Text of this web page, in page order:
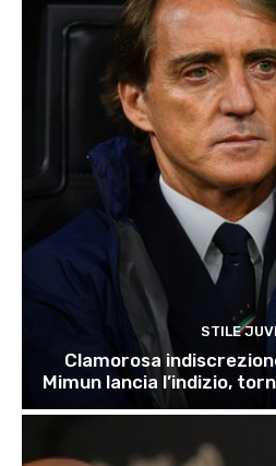
STILE
Clamorosa
Mimun lancia l’indizio,